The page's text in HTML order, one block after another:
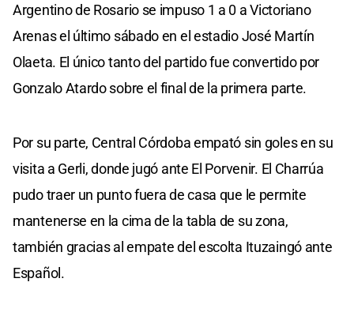
Argentino de Rosario se impuso 1 a 0 a Victoriano
Arenas el último sábado en el estadio José Martín
Olaeta. El único tanto del partido fue convertido por
Gonzalo Atardo sobre el final de la primera parte.
Por su parte, Central Córdoba empató sin goles en su
visita a Gerli, donde jugó ante El Porvenir. El Charrúa
pudo traer un punto fuera de casa que le permite
mantenerse en la cima de la tabla de su zona,
también gracias al empate del escolta Ituzaingó ante
Español.